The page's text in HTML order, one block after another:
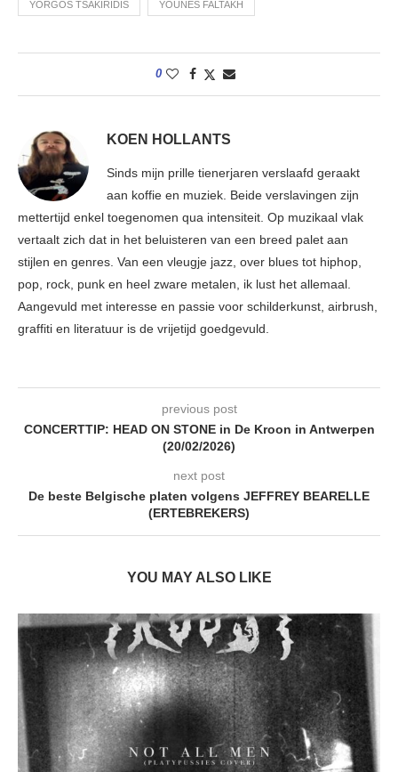
YORGOS TSAKIRIDIS YOUNES FALTAKH
0
KOEN HOLLANTS
Sinds mijn prille tienerjaren verslaafd geraakt
aan koffie en muziek. Beide verslavingen zijn
mettertijd enkel toegenomen qua intensiteit. Op muzikaal vlak
vertaalt zich dat in het beluisteren van een breed palet aan
stijlen en genres. Van een vleugje jazz, over blues tot hiphop,
pop, rock, punk en heel zware metalen, ik lust het allemaal.
Aangevuld met interesse en passie voor schilderkunst, airbrush,
graffiti en literatuur is de vrijetijd goedgevuld.
previous post
CONCERTTIP: HEAD ON STONE in De Kroon in Antwerpen
(20/02/2026)
next post
De beste Belgische platen volgens JEFFREY BEARELLE
(ERTEBREKERS)
YOU MAY ALSO LIKE